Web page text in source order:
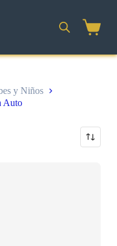
y Niños
Auto